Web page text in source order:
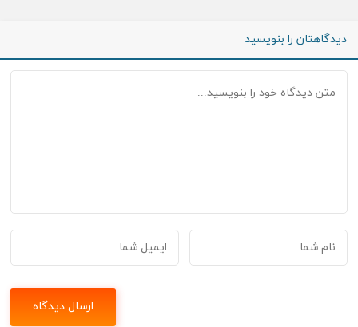
دیدگاهتان را بنویسید